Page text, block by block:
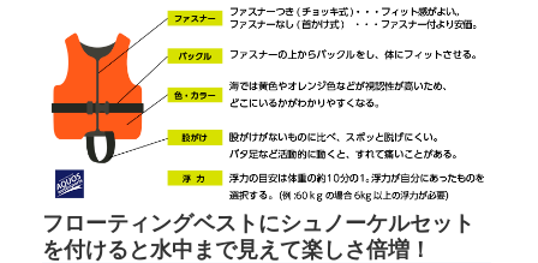
フローティングベストにシュノーケルセット
を付けると水中まで見えて楽しさ倍増！